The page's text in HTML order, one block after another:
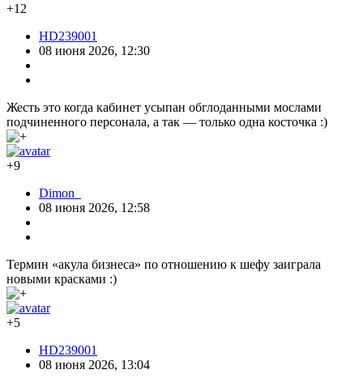
+12
HD239001
08 июня 2026, 12:30
Жесть это когда кабинет усыпан обглоданными мослами
подчиненного персонала, а так — только одна косточка :)
+9
Dimon_
08 июня 2026, 12:58
Термин «акула бизнеса» по отношению к шефу заиграла
новыми красками :)
+5
HD239001
08 июня 2026, 13:04